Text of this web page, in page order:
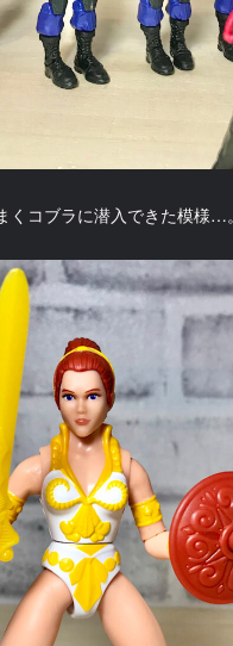
コブラに潜入できた模様…。